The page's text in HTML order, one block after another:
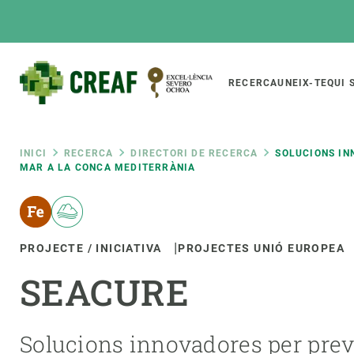
Main
RECERCAUNEIX-TEQUI
Fil
d'ariadna
INICI RECERCA DIRECTORI DE RECERCA
SOLUCIONS
MAR A LA CONCA MEDITERRÀNIA
PROJECTE / INICIATIVA PROJECTES UNIÓ EUROPEA
SEACURE
Solucions innovadores per
Featured
responsive
INTRANET
Responsive
menu
Organització institucional
Transparència
La nostra gent Funcionament